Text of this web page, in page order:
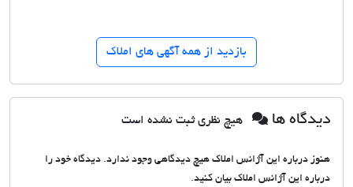
بازدید از همه آگهی های املاک
دیدگاه ها هیچ نظری ثبت نشده است
هنوز درباره این آژانس املاک هیچ دیدگاهی وجود ندارد. دیدگاه خود را
درباره این آژانس املاک بیان کنید.